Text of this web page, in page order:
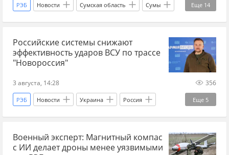
Еще 14
РЭБ Новости Сумская область Сумы
Россия Геннадий Алехин СВО
новости СВО новости СВО Россия
сводка СВО Спецоперация
война на Украине новости СВО сейчас
Российские системы снижают
эффективность ударов ВСУ по трассе
"Новороссия"
3 августа, 14:28 356
Еще 5
РЭБ Новости Украина Россия
Вооруженные силы Украины Офис президента
Украина.ру БПЛА ПВО
Военный эксперт: Магнитный компас
с ИИ делает дроны менее уязвимыми